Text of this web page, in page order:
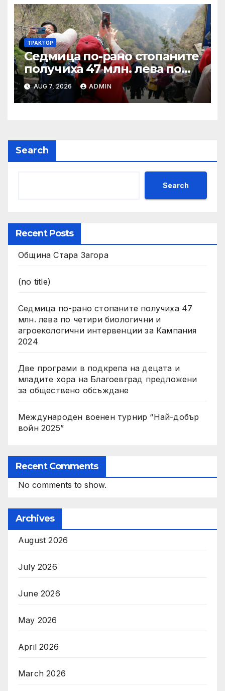
ТРАКТОР
Седмица по-рано стопаните
получиха 47 млн. лева по
четири биологични и
агроекологични
интервенции за Кампания
AUG 7, 2026 ADMIN
Search
Search
Recent Posts
Община Стара Загора
(no title)
Седмица по-рано стопаните получиха 47
млн. лева по четири биологични и
агроекологични интервенции за Кампания
2024
Две програми в подкрепа на децата и
младите хора на Благоевград предложени
за обществено обсъждане
Международен военен турнир “Най-добър
войн 2025”
Recent Comments
No comments to show.
Archives
August 2026
July 2026
June 2026
May 2026
April 2026
March 2026